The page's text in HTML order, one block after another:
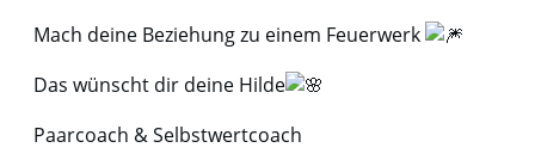
Mach deine Beziehung zu einem Feuerwerk
Das wünscht dir deine Hilde
Paarcoach & Selbstwertcoach